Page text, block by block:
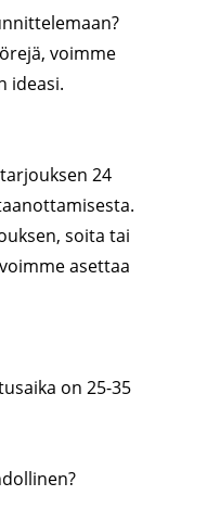
voimme
ideasi.
24
soita tai
asettaa
on 25-35